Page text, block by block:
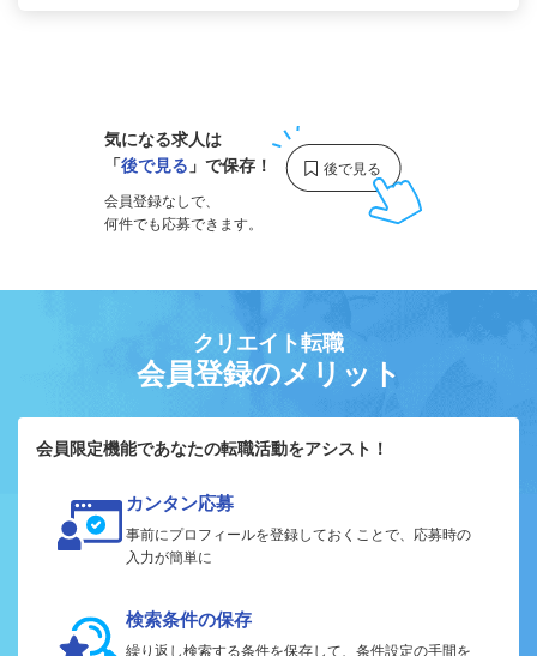
気になる求人は
「後で見る 」で保存！
会員登録なしで、
何件でも応募できます。
クリエイト転職
会員登録のメリット
会員限定機能であなたの転職活動をアシスト！
カンタン応募
事前にプロフィールを登録しておくことで、応募時の
入力が簡単に
検索条件の保存
繰り返し検索する条件を保存して、条件設定の手間を